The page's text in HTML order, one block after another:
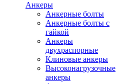
Анкеры
Анкерные болты
Анкерные болты с
гайкой
Анкеры
двухраспорные
Клиновые анкеры
Высоконагрузочные
анкеры